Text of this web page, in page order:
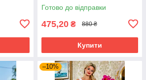
Готово до відправки
475,20 ₴ 880 ₴
Купити
–10%